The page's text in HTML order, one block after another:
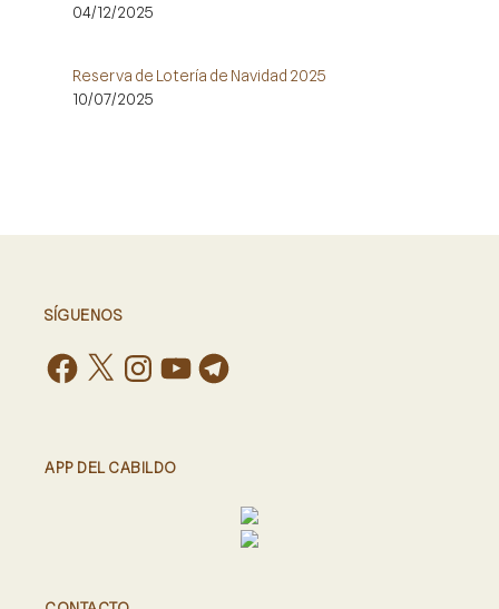
04/12/2025
Reserva de Lotería de Navidad 2025
10/07/2025
SÍGUENOS
APP DEL CABILDO